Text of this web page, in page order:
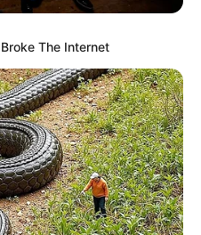
The Internet